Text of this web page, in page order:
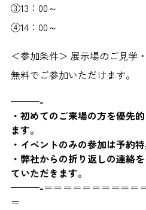
③13：00～
④14：00～
＜参加条件＞ 展示場のご見学
無料でご参加いただけます。
———-
・初めてのご来場の方を優先
ます。
・イベントのみの参加は予約
・弊社からの折り返しの連絡
ていただきます。
​———-＝＝＝＝＝＝＝＝＝＝
＝